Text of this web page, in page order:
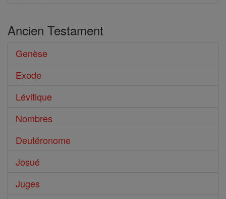
Ancien Testament
Genèse
Exode
Lévitique
Nombres
Deutéronome
Josué
Juges